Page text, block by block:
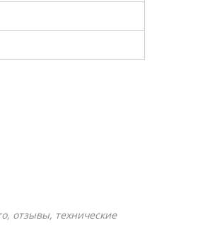
отзывы, технические